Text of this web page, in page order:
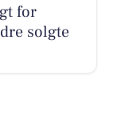
for
solgte